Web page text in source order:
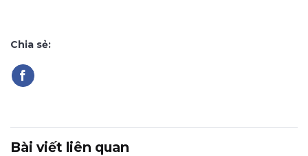
Chia sẻ:
Bài viết liên quan